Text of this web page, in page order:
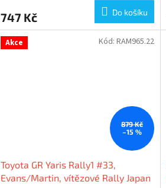
747 Kč Do košíku
Akce
879 Kč
–15 %
Toyota GR Yaris Rally1 #33,
Evans/Martin, vítězové Rally Japan
Kód: RAM965.22